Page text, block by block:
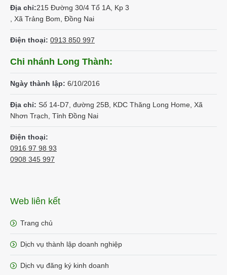
Địa chỉ:215 Đường 30/4 Tổ 1A, Kp 3
, Xã Trảng Bom, Đồng Nai
Điện thoại: 0913 850 997
Chi nhánh Long Thành:
Ngày thành lập: 6/10/2016
Địa chỉ: Số 14-D7, đường 25B, KDC Thăng Long Home, Xã
Nhơn Trạch, Tỉnh Đồng Nai
Điện thoại:
0916 97 98 93
0908 345 997
Web liên kết
Trang chủ
Dịch vụ thành lập doanh nghiệp
Dịch vụ đăng ký kinh doanh